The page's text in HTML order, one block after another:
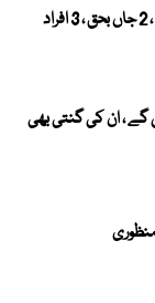
ڈیرہ غازی خان میں گھر کی چھت گر گئی ، 2 جاں بحق ، 3 افراد
گے ، ان کی گنتی بھی